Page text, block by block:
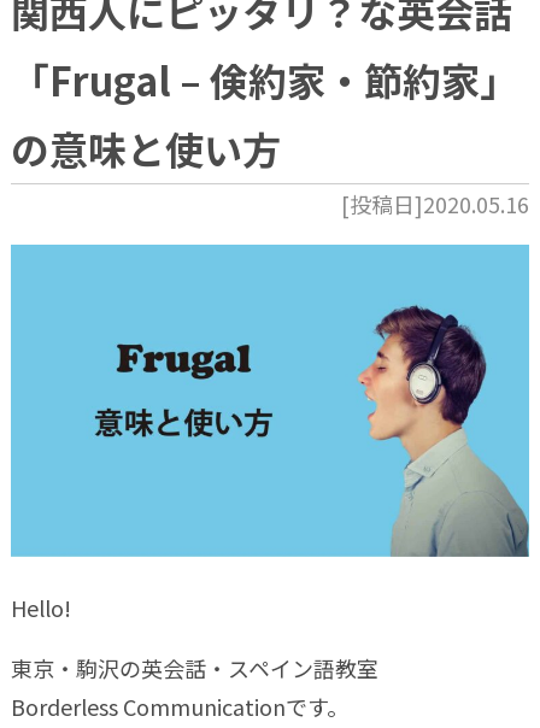
「Frugal – 倹約家・節約家」
の意味と使い方
[投稿日]2020.05.16
Hello!
東京・駒沢の英会話・スペイン語教室
Borderless Communicationです。